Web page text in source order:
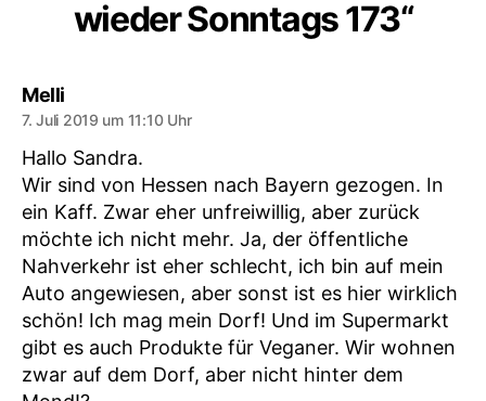
wieder Sonntags 173“
Mellisagt:
7. Juli 2019 um 11:10 Uhr
Hallo Sandra.
Wir sind von Hessen nach Bayern gezogen. In
ein Kaff. Zwar eher unfreiwillig, aber zurück
möchte ich nicht mehr. Ja, der öffentliche
Nahverkehr ist eher schlecht, ich bin auf mein
Auto angewiesen, aber sonst ist es hier wirklich
schön! Ich mag mein Dorf! Und im Supermarkt
gibt es auch Produkte für Veganer. Wir wohnen
zwar auf dem Dorf, aber nicht hinter dem